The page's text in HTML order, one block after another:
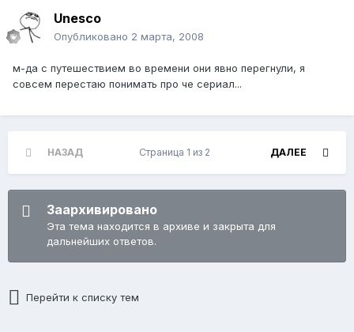
Unesco
Опубликовано 2 марта, 2008
м-да с путешествием во времени они явно перегнули, я
совсем перестаю понимать про че сериал...
НАЗАД ДАЛЕЕ
Страница 1 из 2
Заархивировано
Эта тема находится в архиве и закрыта для
дальнейших ответов.
Перейти к списку тем